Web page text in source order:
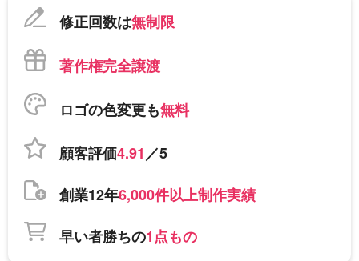
修正回数は無制限
著作権完全譲渡
ロゴの色変更も無料
顧客評価4.91／5
創業12年6,000件以上制作実績
早い者勝ちの1点もの